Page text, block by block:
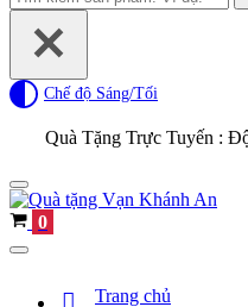
for...
Chế độ Sáng/Tối
Quà Tặng Trực Tuyến :
Navigation
Menu
Cart
0
Navigation
Trang chủ